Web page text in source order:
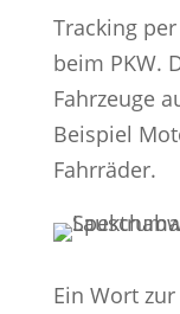
Tracking
beim PKW.
Fahrzeuge
Beispiel
Fahrräder.
Ein Wort